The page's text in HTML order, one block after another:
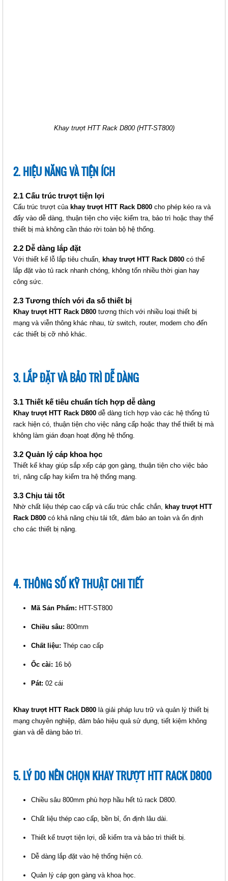
(HTT-PDUC136P2C)
Mã sản phẩm: MT-HTT-
PDUC136P2C
THANH NGUỒN PDU UNIVERSAL
6 PORT - PHÍCH CẮM 2 CHẤU
THANH NGUỒN PDU UNIVERSAL
24 PORT - PHÍCH CẮM CÔNG
Giá: 2,205,000 VNĐ
Mã sản phẩm: MT-HTTP-
THANH NGUỒN PDU UNIVERSAL
NGHIỆP (HTTP-PDU12PCN)
12 PORT - PHÍCH CẮM C14
Giá: 1,312,500 VNĐ
Mã sản phẩm: MT-HTTP-
Khay trượt HTT Rack D800 (HTT-ST800)
2. HIỆU NĂNG VÀ TIỆN ÍCH
2.1 Cấu trúc trượt tiện lợi
Cấu trúc trượt của khay trượt HTT Rack D800 cho phép kéo ra và
đẩy vào dễ dàng, thuận tiện cho việc kiểm tra, bảo trì hoặc thay thế
thiết bị mà không cần tháo rời toàn bộ hệ thống.
2.2 Dễ dàng lắp đặt
Với thiết kế lỗ lắp tiêu chuẩn, khay trượt HTT Rack D800 có thể
lắp đặt vào tủ rack nhanh chóng, không tốn nhiều thời gian hay
công sức.
2.3 Tương thích với đa số thiết bị
Khay trượt HTT Rack D800 tương thích với nhiều loại thiết bị
mạng và viễn thông khác nhau, từ switch, router, modem cho đến
các thiết bị cỡ nhỏ khác.
3. LẮP ĐẶT VÀ BẢO TRÌ DỄ DÀNG
3.1 Thiết kế tiêu chuẩn tích hợp dễ dàng
Khay trượt HTT Rack D800 dễ dàng tích hợp vào các hệ thống tủ
rack hiện có, thuận tiện cho việc nâng cấp hoặc thay thế thiết bị mà
không làm gián đoạn hoạt động hệ thống.
3.2 Quản lý cáp khoa học
Thiết kế khay giúp sắp xếp cáp gọn gàng, thuận tiện cho việc bảo
trì, nâng cấp hay kiểm tra hệ thống mạng.
3.3 Chịu tải tốt
Nhờ chất liệu thép cao cấp và cấu trúc chắc chắn, khay trượt HTT
Rack D800 có khả năng chịu tải tốt, đảm bảo an toàn và ổn định
cho các thiết bị nặng.
4. THÔNG SỐ KỸ THUẬT CHI TIẾT
Mã Sản Phẩm: HTT-ST800
Chiều sâu: 800mm
Chất liệu: Thép cao cấp
Ốc cài: 16 bộ
Pát: 02 cái
Khay trượt HTT Rack D800 là giải pháp lưu trữ và quản lý thiết bị
mạng chuyên nghiệp, đảm bảo hiệu quả sử dụng, tiết kiệm không
gian và dễ dàng bảo trì.
5. LÝ DO NÊN CHỌN KHAY TRƯỢT HTT RACK D800
Chiều sâu 800mm phù hợp hầu hết tủ rack D800.
Chất liệu thép cao cấp, bền bỉ, ổn định lâu dài.
Thiết kế trượt tiện lợi, dễ kiểm tra và bảo trì thiết bị.
Dễ dàng lắp đặt vào hệ thống hiện có.
Quản lý cáp gọn gàng và khoa học.